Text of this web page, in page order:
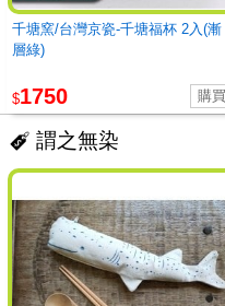
千塘窯/台灣京瓷-千塘福杯 2入(漸
層綠)
$1750
謂之無染